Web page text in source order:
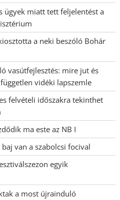
miatt tett feljelentést a
a neki beszóló Bohár
vasútfejlesztés: mire jut és
vidéki lapszemle
felvételi időszakra tekinthet
ma este az NB I
van a szabolcsi focival
egyik
a most újrainduló